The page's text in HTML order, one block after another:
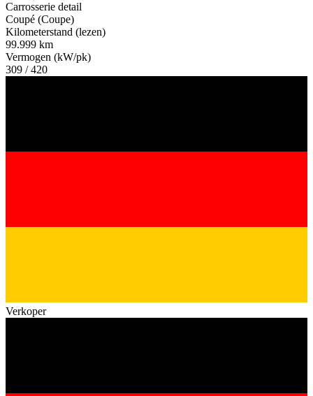
Carrosserie detail
Coupé (Coupe)
Kilometerstand (lezen)
99.999 km
Vermogen (kW/pk)
309 / 420
Verkoper